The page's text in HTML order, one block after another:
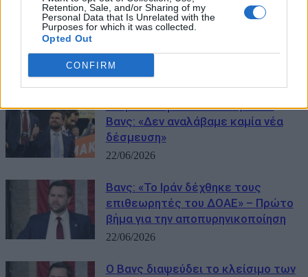
Retention, Sale, and/or Sharing of my
Personal Data that Is Unrelated with the
Purposes for which it was collected.
Opted Out
CONFIRM
Axios: Τετ α τετ Βανς – Νετανιάχου
στην Ουάσιγκτον με αιχμές και
Ιράν
30/07/2026
Το Ιράν διαψεύδει τον Τζέι Ντι
Βανς: «Δεν αναλάβαμε καμία νέα
δέσμευση»
22/06/2026
Βανς: «Το Ιράν δέχθηκε τους
επιθεωρητές του ΔΟΑΕ» – Πρώτο
βήμα για την αποπυρηνικοποίηση
22/06/2026
Ο Βανς διαψεύδει το κλείσιμο των